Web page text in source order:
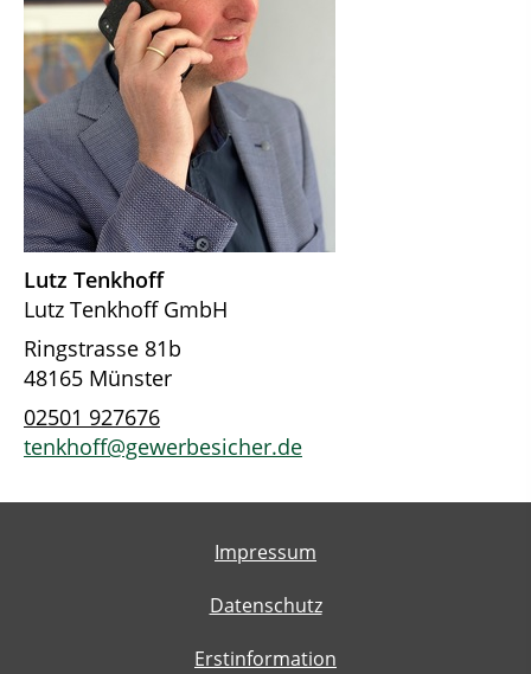
Lutz Tenkhoff
Lutz Tenkhoff GmbH
Ringstrasse 81b
48165 Münster
02501 927676
tenkhoff@gewerbesicher.de
Impressum
Datenschutz
Erstinformation